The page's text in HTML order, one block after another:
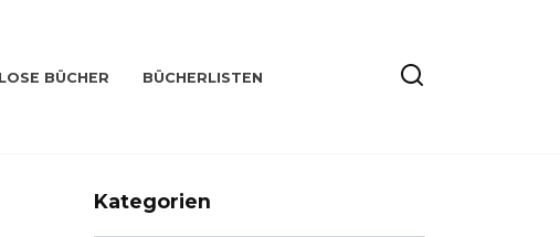
BÜCHER BÜCHERLISTEN
Kategorien